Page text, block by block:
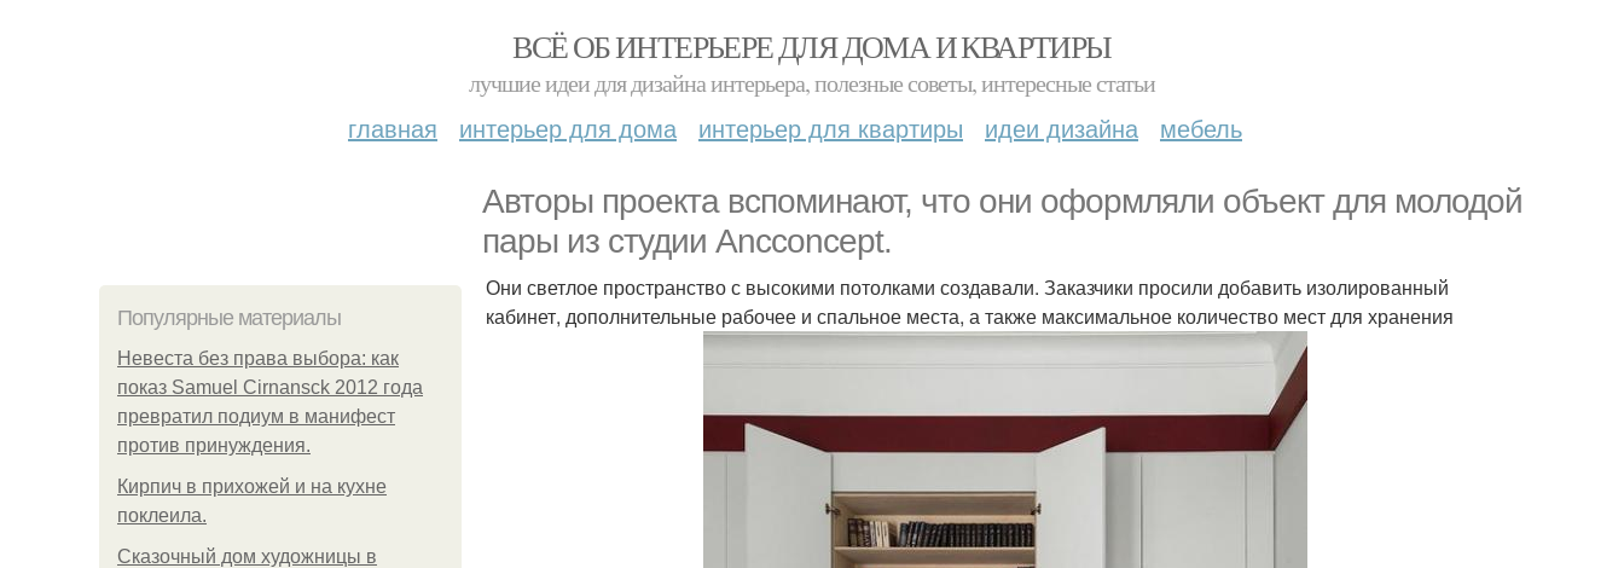
ВСЁ ОБ ИНТЕРЬЕРЕ ДЛЯ ДОМА И КВАРТИРЫ
лучшие идеи для дизайна интерьера, полезные советы, интересные статьи
главная интерьер для дома интерьер для квартиры идеи дизайна мебель
Авторы проекта вспоминают, что они оформляли объект для молодой
пары из студии Ancconcept.
Популярные материалы
Невеста без права выбора: как
показ Samuel Cirnansck 2012 года
превратил подиум в манифест
против принуждения.
Кирпич в прихожей и на кухне
поклеила.
Сказочный дом художницы в
Они светлое пространство с высокими потолками создавали. Заказчики просили добавить изолированный
кабинет, дополнительные рабочее и спальное места, а также максимальное количество мест для хранения